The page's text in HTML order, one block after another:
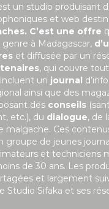
un studio produisant
et web
C’est une offre
à Madagascar,
et diffusée par un
, qui couvre
un journal
ainsi que des
des conseils
etc.), du dialogue, de
malgache. Ces
groupe de jeunes
et techniciens
de 30 ans. Les
et largement
Studio Sifaka et ses